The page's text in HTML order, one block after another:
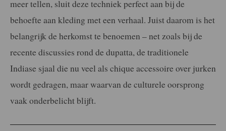
meer tellen, sluit deze techniek perfect aan bij de
behoefte aan kleding met een verhaal. Juist daarom is het
belangrijk de herkomst te benoemen – net zoals bij de
recente discussies rond de dupatta, de traditionele
Indiase sjaal die nu veel als chique accessoire over jurken
wordt gedragen, maar waarvan de culturele oorsprong
vaak onderbelicht blijft.